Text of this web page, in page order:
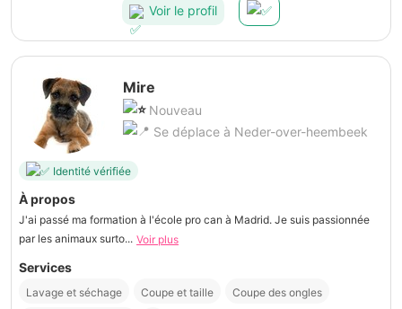
Voir le profil
Mire
Nouveau
Se déplace à Neder-over-heembeek
Identité vérifiée
À propos
J'ai passé ma formation à l'école pro can à Madrid. Je suis passionnée
par les animaux surto... Voir plus
Services
Lavage et séchage Coupe et taille Coupe des ongles